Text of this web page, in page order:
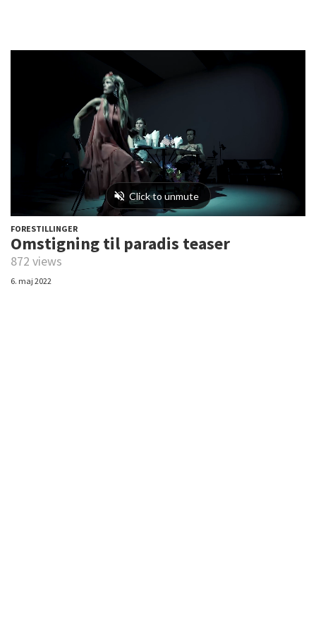
FORESTILLINGER
Omstigning til paradis teaser
872 views
6. maj 2022